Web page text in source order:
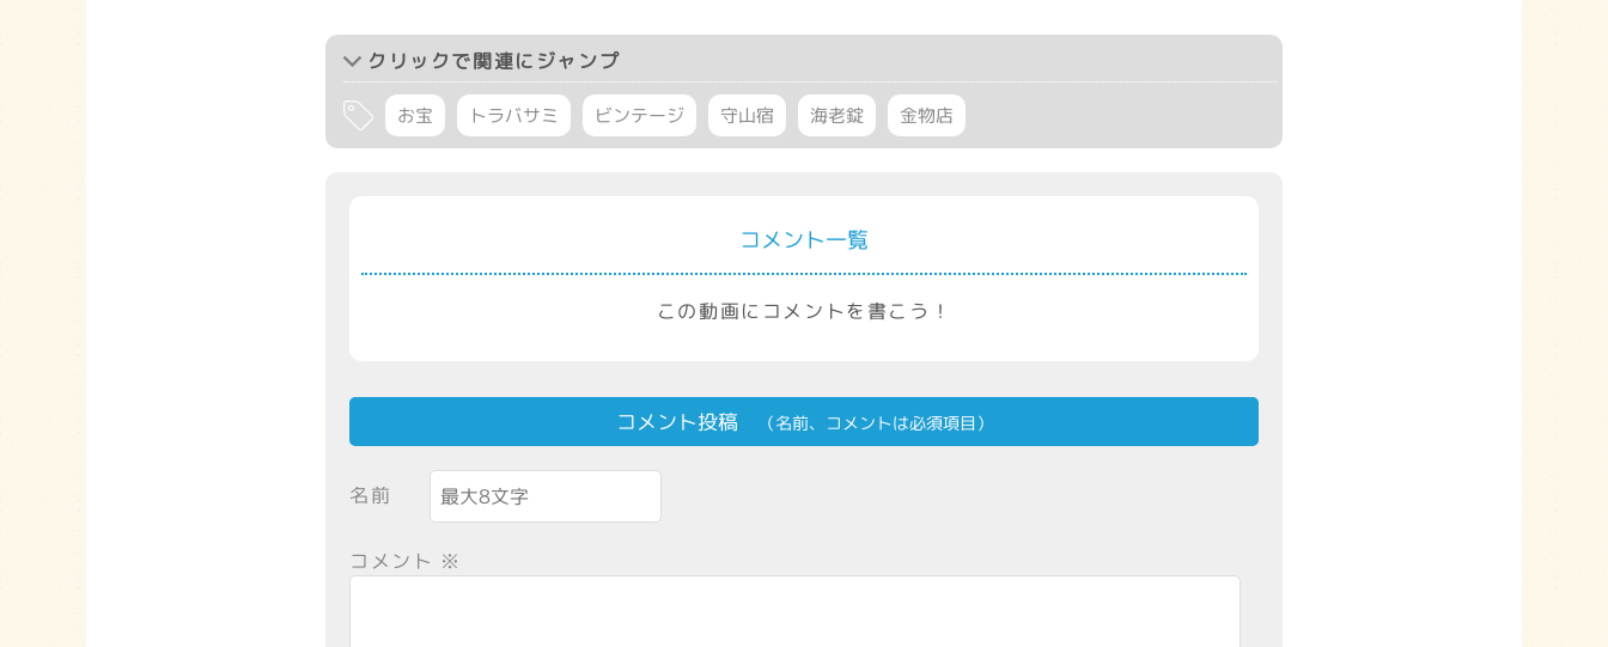
クリックで関連にジャンプ
お宝 トラバサミ ビンテージ 守山宿 海老錠 金物店
コメント一覧
この動画にコメントを書こう！
コメント投稿 （名前、コメントは必須項目）
名前
コメント ※